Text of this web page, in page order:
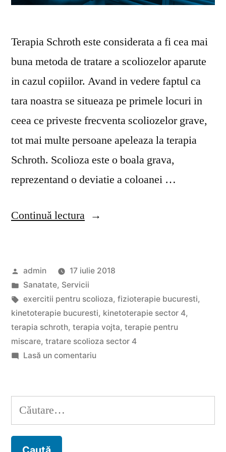
Terapia Schroth este considerata a fi cea mai
buna metoda de tratare a scoliozelor aparute
in cazul copiilor. Avand in vedere faptul ca
tara noastra se situeaza pe primele locuri in
ceea ce priveste frecventa scoliozelor grave,
tot mai multe persoane apeleaza la terapia
Schroth. Scolioza este o boala grava,
reprezentand o deviatie a coloanei …
Continuă lectura„Cum
terapia
Schroth?”
Publicat
de
admin
17 iulie 2018
Publicat
în
Sanatate, Servicii
Etichete:
exercitii pentru scolioza, fizioterapie bucuresti,
kinetoterapie bucuresti, kinetoterapie sector 4,
terapia schroth, terapia vojta, terapie pentru
miscare, tratare scolioza sector 4
Lasă un comentariula
realizeaza
Schroth?
Caută
după: